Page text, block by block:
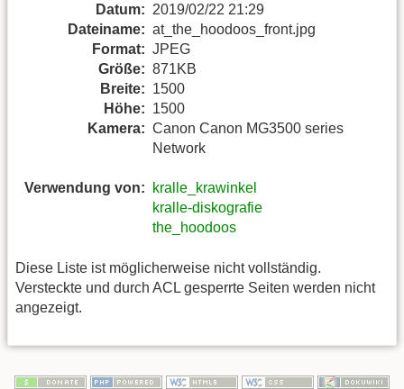
Datum: 2019/02/22 21:29
Dateiname: at_the_hoodoos_front.jpg
Format: JPEG
Größe: 871KB
Breite: 1500
Höhe: 1500
Kamera: Canon Canon MG3500 series
Network
Verwendung von:
kralle_krawinkel
kralle-diskografie
the_hoodoos
Diese Liste ist möglicherweise nicht vollständig.
Versteckte und durch ACL gesperrte Seiten werden nicht
angezeigt.